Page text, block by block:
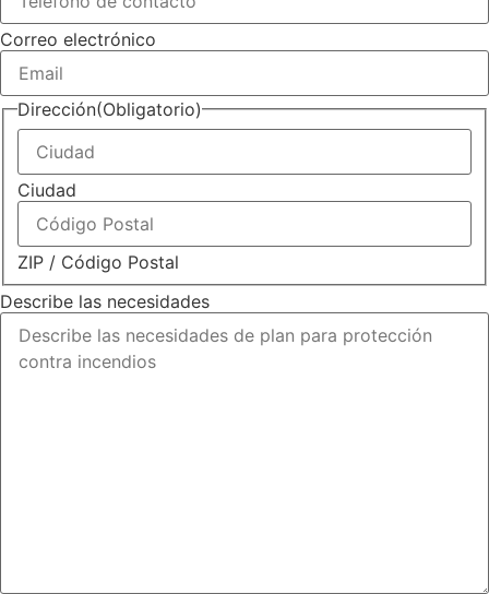
Correo electrónico
Dirección(Obligatorio)
Ciudad
ZIP / Código Postal
Describe las necesidades